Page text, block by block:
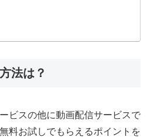
法は？
ビスの他に動画配信サービスで
料お試しでもらえるポイントを